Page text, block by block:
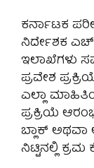
ಕರ್ನಾಟಕ
ನಿರ್ದೇಶಕ ಎಚ್.
ಇಲಾಖೆಗಳು
ಪ್ರವೇಶ
ಎಲ್ಲಾ
ಪ್ರಕ್ರಿಯೆ
ಬ್ಲಾಕ್
ನಿಟ್ಟಿನಲ್ಲಿ ಕ್ರಮ